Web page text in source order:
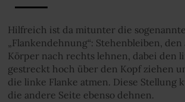
Hilfreich ist da mitunter die sogenannte
„Flankendehnung“: Stehenbleiben,
Körper nach rechts lehnen, dabei den
gestreckt hoch über den Kopf ziehen
die linke Flanke atmen. Diese Stellung
die andere Seite ebenso dehnen.